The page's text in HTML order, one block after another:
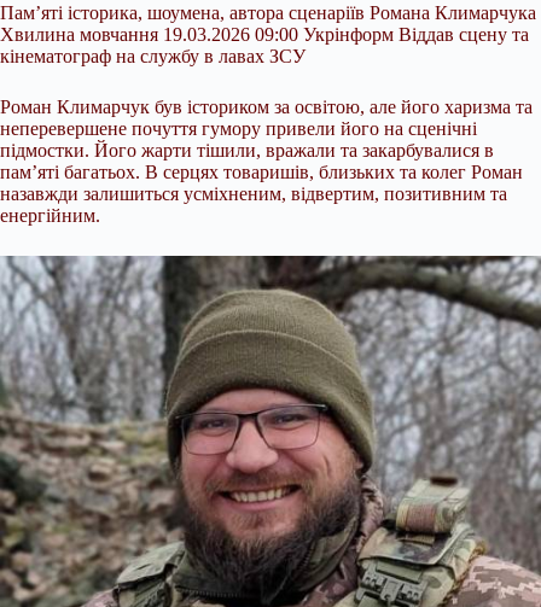
Пам’яті історика, шоумена, автора сценаріїв Романа Климарчука
Хвилина мовчання 19.03.2026 09:00 Укрінформ Віддав сцену та
кінематограф на службу в лавах ЗСУ
Роман Климарчук був істориком за освітою, але його харизма та
неперевершене почуття гумору привели його на сценічні
підмостки. Його жарти тішили, вражали та закарбувалися в
пам’яті багатьох. В серцях товаришів, близьких та колег Роман
назавжди залишиться усміхненим, відвертим, позитивним та
енергійним.